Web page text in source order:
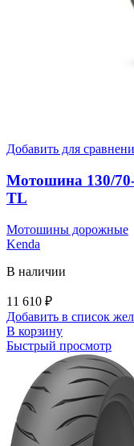
Добавить для
Мотошина 130/
TL
Мотошины дорожные
Kenda
В наличии
11 610 ₽
Добавить в список
В корзину
Быстрый просмотр